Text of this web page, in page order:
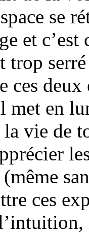
se
et
trop
ces
met en
vie de
(même
ces